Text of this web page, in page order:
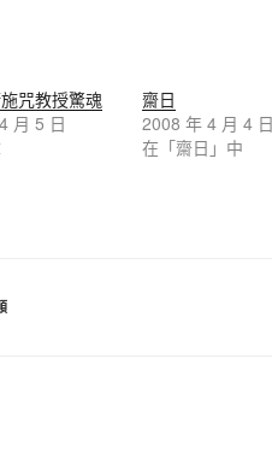
咒教授驚魂
月 5 日
齋日
2008 年 4 月 4 日
在「齋日」中